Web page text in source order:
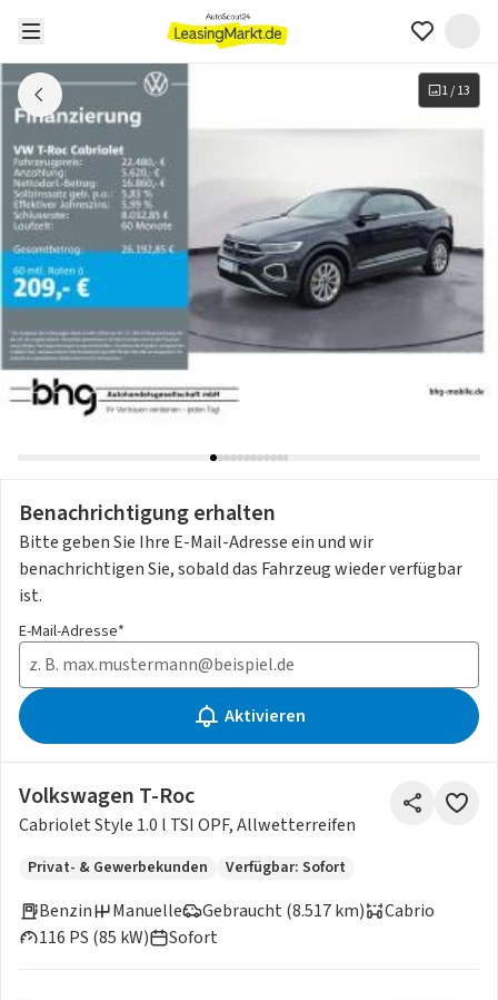
1/13
Benachrichtigung erhalten
Bitte geben Sie Ihre E-Mail-Adresse ein und wir
benachrichtigen Sie, sobald das Fahrzeug wieder verfügbar
ist.
E-Mail-Adresse*
Aktivieren
Volkswagen T-Roc
Cabriolet Style 1.0 l TSI OPF, Allwetterreifen
Privat- & Gewerbekunden Verfügbar: Sofort
Benzin
Gebraucht (8.517 km)
116 PS (85 kW)
Manuelle
Cabrio
Sofort